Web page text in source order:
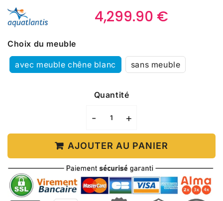
4,299.90 €
Choix du meuble
avec meuble chêne blanc sans meuble
Quantité
- +
AJOUTER AU PANIER